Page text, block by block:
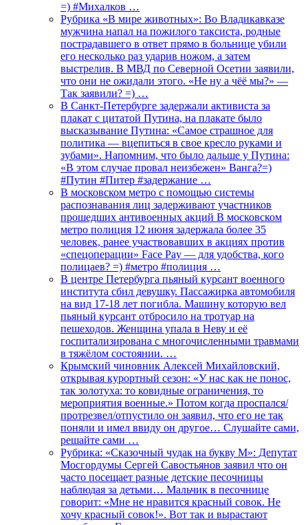
=) #Михалков …
Рубрика «В мире животных»: Во Владикавказе
мужчина напал на пожилого таксиста, родные
пострадавшего в ответ прямо в больнице убили
его несколько раз ударив ножом, а затем
выстрелив. В МВД по Северной Осетии заявили,
что они не ожидали этого. «Не ну а чёё мы?» —
Так заявили? =) …
В Санкт-Петербурге задержали активиста за
плакат с цитатой Путина, на плакате было
высказывание Путина: «Самое страшное для
политика — вцепиться в свое кресло руками и
зубами». Напомним, что было дальше у Путина:
«В этом случае провал неизбежен» Ванга?=)
#Путин #Питер #задержание …
В московском метро с помощью системы
распознавания лиц задерживают участников
прошедших антивоенных акций В московском
метро полиция 12 июня задержала более 35
человек, ранее участвовавших в акциях против
«спецоперации» Face Pay — для удобства, кого
полицаев? =) #метро #полиция …
В центре Петербурга пьяный курсант военного
института сбил девушку. Пассажирка автомобиля
на вид 17-18 лет погибла. Машину которую вел
пьяный курсант отбросило на тротуар на
пешеходов. Женщина упала в Неву и её
госпитализирована с многочисленными травмами
в тяжёлом состоянии. …
Крымский чиновник Алексей Михайловский,
открывая курортный сезон: «У нас как не понос,
так золотуха: то ковидные ограничения, то
мероприятия военные.» Потом когда проспался/
протрезвел/отпустило он заявил, что его не так
поняли и имел ввиду он другое… Слушайте сами,
решайте сами …
Рубрика: «Сказочный чудак на букву М»: Депутат
Мосгордумы Сергей Савостьянов заявил что он
часто посещает разные детские песочницы
наблюдая за детьми… Мальчик в песочнице
говорит: «Мне не нравится красный совок. Не
хочу красный совок!». Вот так и вырастают